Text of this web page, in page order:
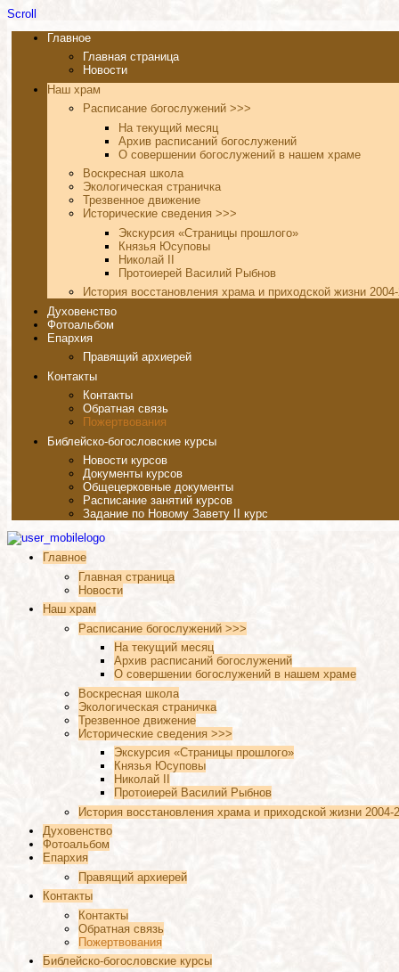
Scroll
Главное
Главная страница
Новости
Наш храм
Расписание богослужений >>>
На текущий месяц
Архив расписаний богослужений
О совершении богослужений в нашем храме
Воскресная школа
Экологическая страничка
Трезвенное движение
Исторические сведения >>>
Экскурсия «Страницы прошлого»
Князья Юсуповы
Николай II
Протоиерей Василий Рыбнов
История восстановления храма и приходской жизни
Духовенство
Фотоальбом
Епархия
Правящий архиерей
Контакты
Контакты
Обратная связь
Пожертвования
Библейско-богословские курсы
Новости курсов
Документы курсов
Общецерковные документы
Расписание занятий курсов
Задание по Новому Завету II курс
Главное
Главная страница
Новости
Наш храм
Расписание богослужений >>>
На текущий месяц
Архив расписаний богослужений
О совершении богослужений в нашем храме
Воскресная школа
Экологическая страничка
Трезвенное движение
Исторические сведения >>>
Экскурсия «Страницы прошлого»
Князья Юсуповы
Николай II
Протоиерей Василий Рыбнов
История восстановления храма и приходской жизни 2004-
Духовенство
Фотоальбом
Епархия
Правящий архиерей
Контакты
Контакты
Обратная связь
Пожертвования
Библейско-богословские курсы